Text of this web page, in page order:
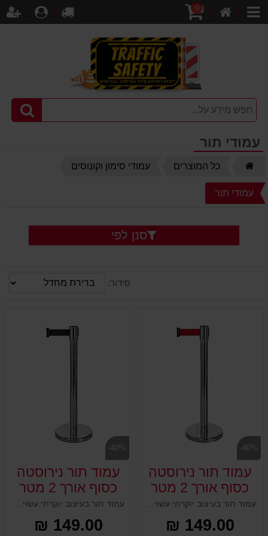
קטגוריות
קניות
0
לקופה
עמודי תור
כל המוצרים עמודי סימון וקונוסים
עמודי תור
סנן לפי
סידור:
-40%
עמוד תור נירוסטה
כסוף אורך 2 מטר
רצועה אדומה
עמוד תור בעיצוב יוקרתי עשוי נירוסטה איכותית כולל רצועה אדומה נמתחת באורך 2 מטר לניתוב, הכוונה ותיחום קהל במגוון מקומות כמו כנסים, בנקים, אירועים, מתחמים בהם יש קבלת קהל ועוד. העמוד מגיע עם סרט פנימי נגלל וניתן לחבר בין עמוד לעמוד ב4 מקומות שונים.
149.00 ₪
-40%
עמוד תור נירוסטה
כסוף אורך 2 מטר
רצועה שחורה
עמוד תור בעיצוב יוקרתי עשוי נירוסטה איכותית כולל רצועה בצבע שחור באורך 2 מטר לניתוב, הכוונה ותיחום קהל במגוון מקומות כמו כנסים, בנקים, אירועים, מתחמים בהם יש קבלת קהל ועוד. העמוד מגיע עם סרט פנימי נגלל וניתן לחבר בין עמוד לעמוד ב4 מקומות שונים
149.00 ₪